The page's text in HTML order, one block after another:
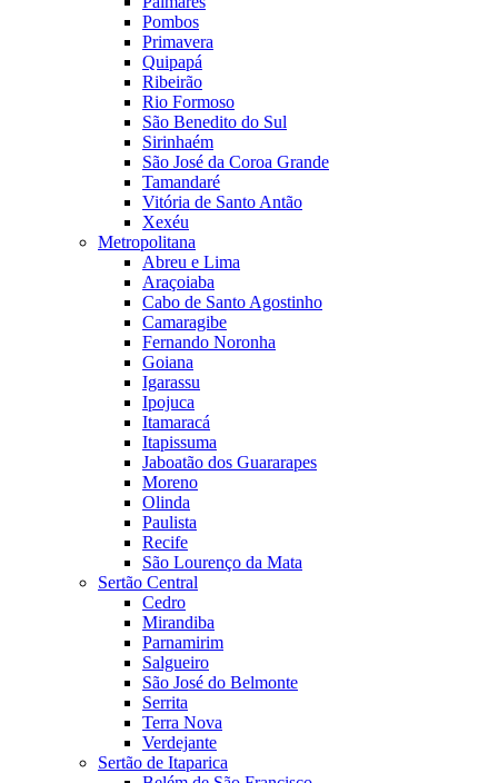
Pombos
Primavera
Quipapá
Ribeirão
Rio Formoso
São Benedito do Sul
Sirinhaém
São José da Coroa Grande
Tamandaré
Vitória de Santo Antão
Xexéu
Metropolitana
Abreu e Lima
Araçoiaba
Cabo de Santo Agostinho
Camaragibe
Fernando Noronha
Goiana
Igarassu
Ipojuca
Itamaracá
Itapissuma
Jaboatão dos Guararapes
Moreno
Olinda
Paulista
Recife
São Lourenço da Mata
Sertão Central
Cedro
Mirandiba
Parnamirim
Salgueiro
São José do Belmonte
Serrita
Terra Nova
Verdejante
Sertão de Itaparica